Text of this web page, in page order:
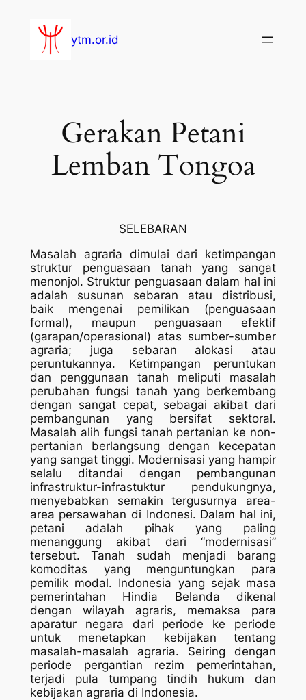
konten
ytm.or.id
Gerakan Petani
Lemban Tongoa
SELEBARAN
Masalah agraria dimulai dari ketimpangan
struktur penguasaan tanah yang sangat
menonjol. Struktur penguasaan dalam hal ini
adalah susunan sebaran atau distribusi,
baik mengenai pemilikan (penguasaan
formal), maupun penguasaan efektif
(garapan/operasional) atas sumber-sumber
agraria; juga sebaran alokasi atau
peruntukannya. Ketimpangan peruntukan
dan penggunaan tanah meliputi masalah
perubahan fungsi tanah yang berkembang
dengan sangat cepat, sebagai akibat dari
pembangunan yang bersifat sektoral.
Masalah alih fungsi tanah pertanian ke non-
pertanian berlangsung dengan kecepatan
yang sangat tinggi. Modernisasi yang hampir
selalu ditandai dengan pembangunan
infrastruktur-infrastuktur pendukungnya,
menyebabkan semakin tergusurnya area-
area persawahan di Indonesi. Dalam hal ini,
petani adalah pihak yang paling
menanggung akibat dari “modernisasi”
tersebut. Tanah sudah menjadi barang
komoditas yang menguntungkan para
pemilik modal. Indonesia yang sejak masa
pemerintahan Hindia Belanda dikenal
dengan wilayah agraris, memaksa para
aparatur negara dari periode ke periode
untuk menetapkan kebijakan tentang
masalah-masalah agraria. Seiring dengan
periode pergantian rezim pemerintahan,
terjadi pula tumpang tindih hukum dan
kebijakan agraria di Indonesia.